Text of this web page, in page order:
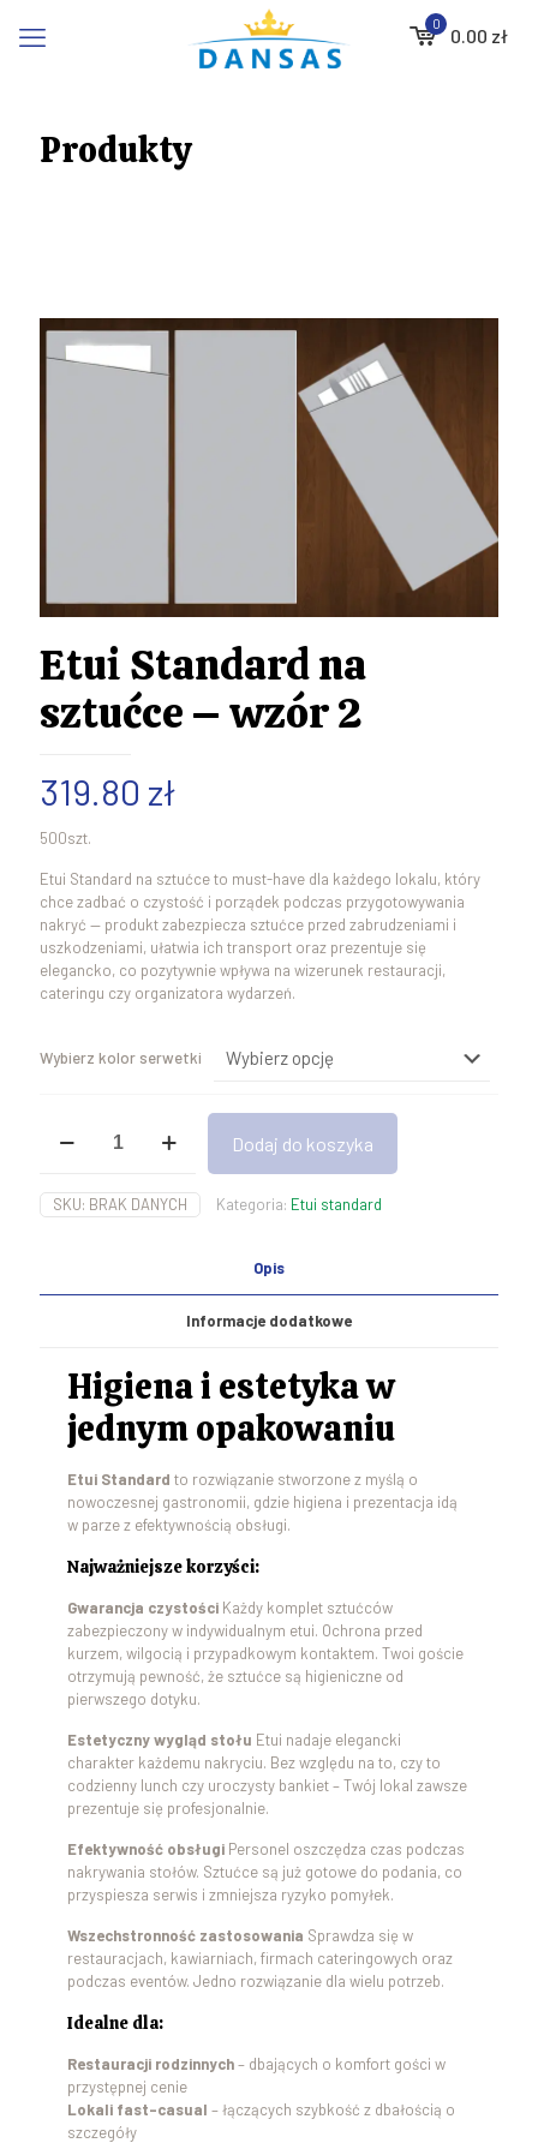
0
0.00 zł
Produkty
Etui Standard na
sztućce – wzór 2
319.80 zł
500szt.
Etui Standard na sztućce to must-have dla każdego lokalu, który
chce zadbać o czystość i porządek podczas przygotowywania
nakryć — produkt zabezpiecza sztućce przed zabrudzeniami i
uszkodzeniami, ułatwia ich transport oraz prezentuje się
elegancko, co pozytywnie wpływa na wizerunek restauracji,
cateringu czy organizatora wydarzeń.
Wybierz kolor serwetki
Etui
na
sztućce
Dodaj do koszyka
SKU: BRAK DANYCH Kategoria: Etui standard
Opis
Informacje dodatkowe
Higiena i estetyka w
jednym opakowaniu
Etui Standard to rozwiązanie stworzone z myślą o
nowoczesnej gastronomii, gdzie higiena i prezentacja idą
w parze z efektywnością obsługi.
Najważniejsze korzyści:
Gwarancja czystości Każdy komplet sztućców
zabezpieczony w indywidualnym etui. Ochrona przed
kurzem, wilgocią i przypadkowym kontaktem. Twoi goście
otrzymują pewność, że sztućce są higieniczne od
pierwszego dotyku.
Estetyczny wygląd stołu Etui nadaje elegancki
charakter każdemu nakryciu. Bez względu na to, czy to
codzienny lunch czy uroczysty bankiet – Twój lokal zawsze
prezentuje się profesjonalnie.
Efektywność obsługi Personel oszczędza czas podczas
nakrywania stołów. Sztućce są już gotowe do podania, co
przyspiesza serwis i zmniejsza ryzyko pomyłek.
Wszechstronność zastosowania Sprawdza się w
restauracjach, kawiarniach, firmach cateringowych oraz
podczas eventów. Jedno rozwiązanie dla wielu potrzeb.
Idealne dla:
Restauracji rodzinnych– dbających o komfort gości w
przystępnej cenie
Lokali fast-casual – łączących szybkość z dbałością o
szczegóły